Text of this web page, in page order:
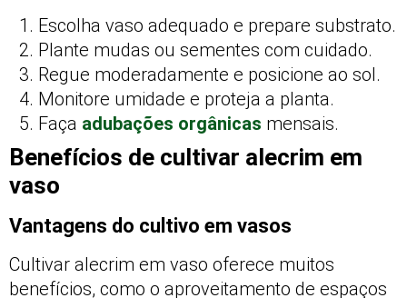
Escolha vaso adequado e prepare substrato.
Plante mudas ou sementes com cuidado.
Regue moderadamente e posicione ao sol.
Monitore umidade e proteja a planta.
Faça adubações orgânicas mensais.
Benefícios de cultivar alecrim em
vaso
Vantagens do cultivo em vasos
Cultivar alecrim em vaso oferece muitos
benefícios, como o aproveitamento de espaços